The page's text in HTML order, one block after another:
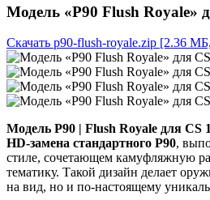
Модель «P90 Flush Royale»
Скачать p90-flush-royale.zip [2.36 МБ,
Модель P90 | Flush Royale для CS
HD-замена стандартного P90,
стиле, сочетающем камуфляжную
тематику. Такой дизайн делает
на вид, но и по-настоящему